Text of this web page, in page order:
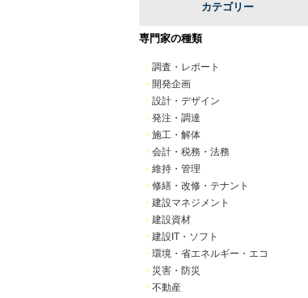
カテゴリー
専門家の種類
・ 調査・レポート
・ 開発企画
・ 設計・デザイン
・ 発注・調達
・ 施工・解体
・ 会計・税務・法務
・ 維持・管理
・ 修繕・改修・テナント
・ 建設マネジメント
・ 建設資材
・ 建設IT・ソフト
・ 環境・省エネルギー・エコ
・ 災害・防災
・ 不動産